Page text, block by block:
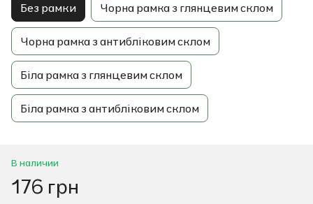
Без рамки Чорна рамка з глянцевим склом
Чорна рамка з антибліковим склом
Біла рамка з глянцевим склом
Біла рамка з антибліковим склом
В наличии
176 грн